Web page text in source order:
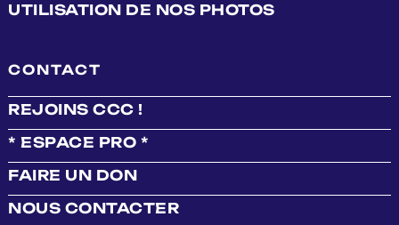
UTILISATION DE NOS PHOTOS
CONTACT
REJOINS CCC !
* ESPACE PRO *
FAIRE UN DON
NOUS CONTACTER